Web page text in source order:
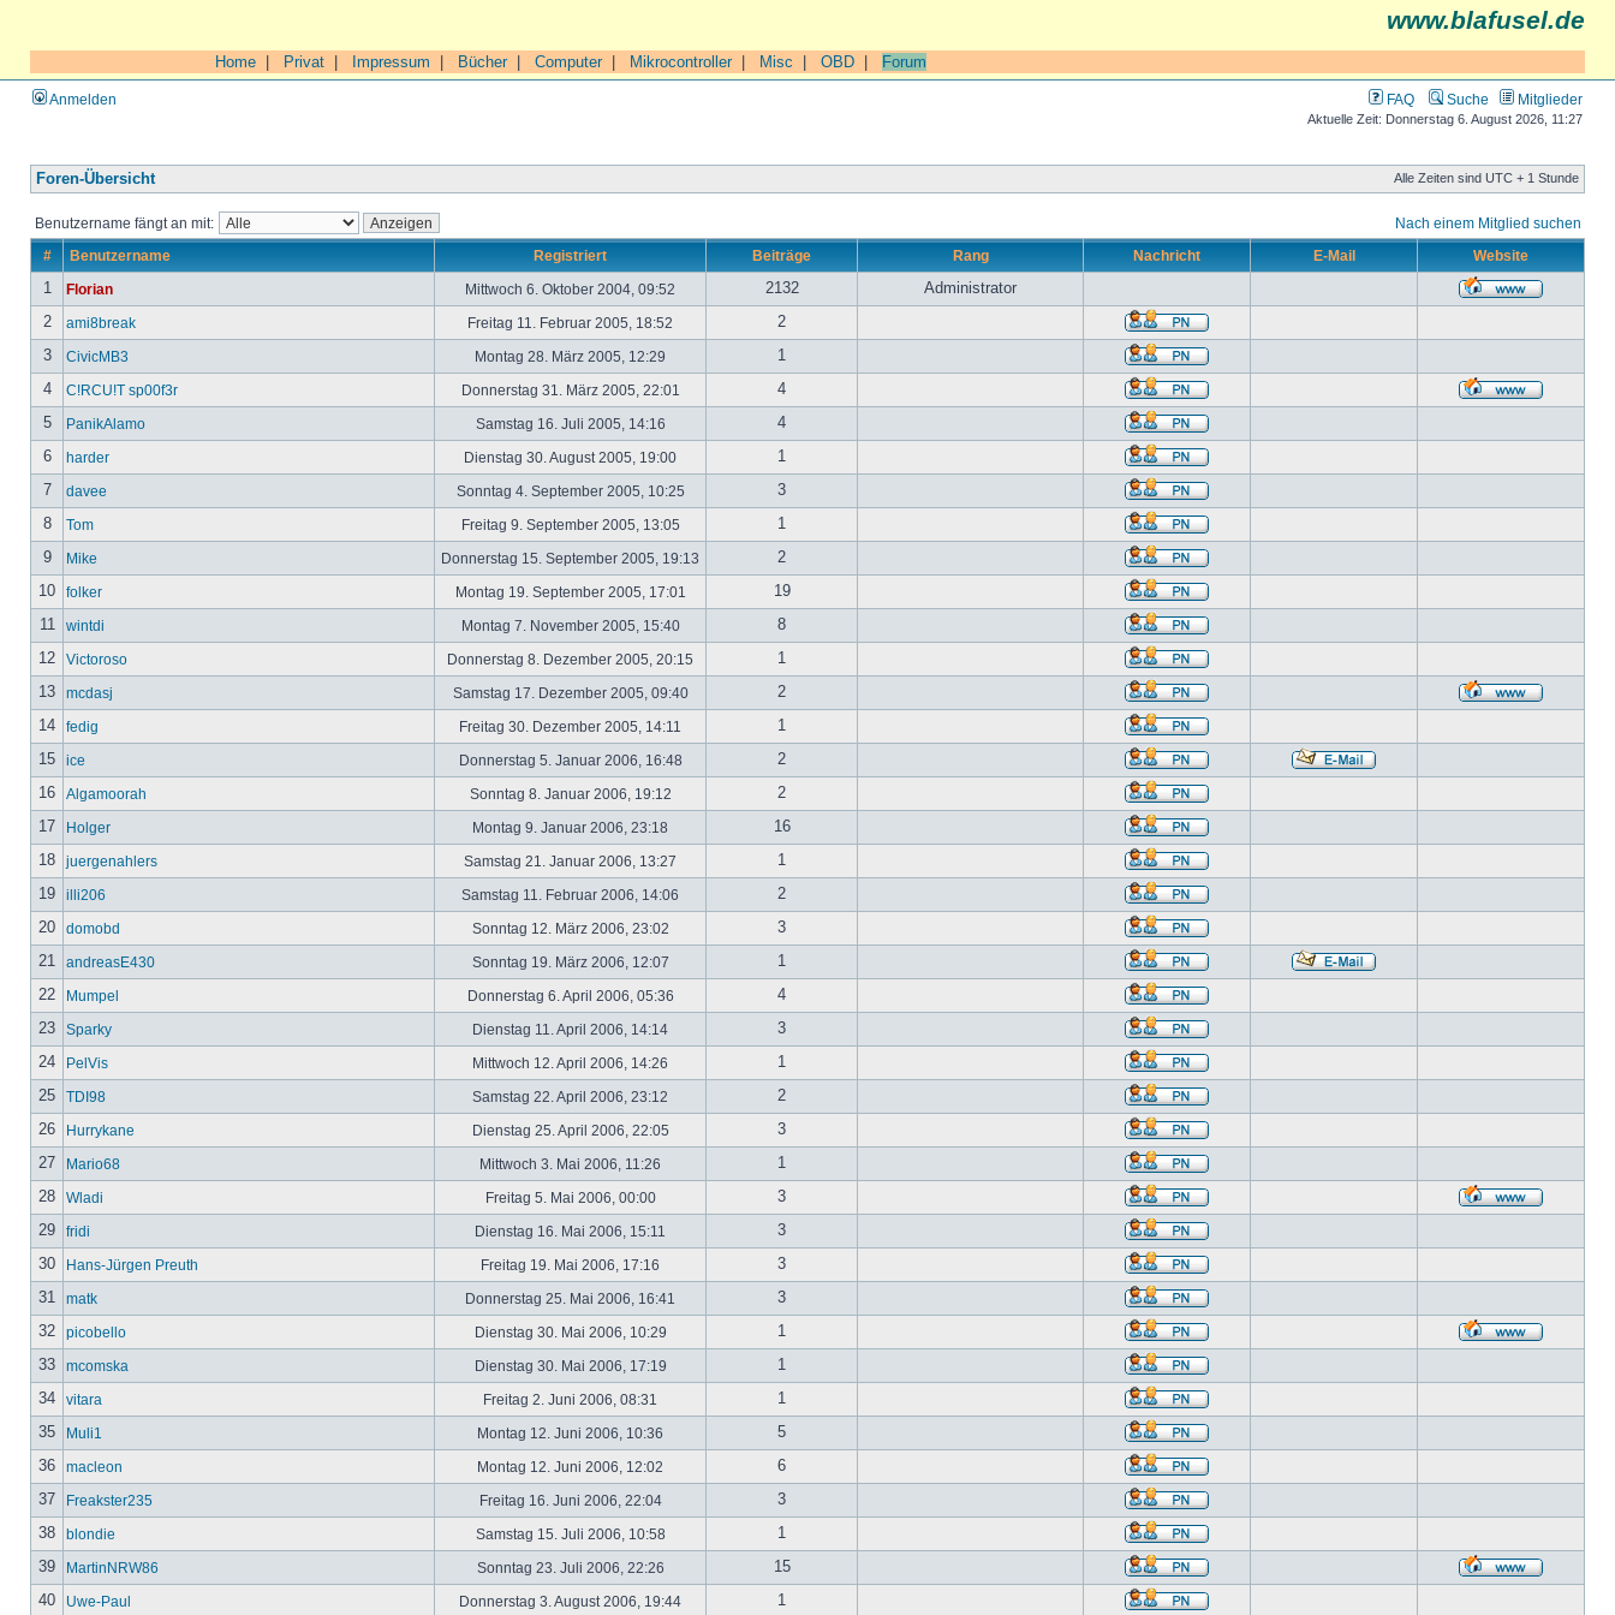
www.blafusel.de
Home Privat Impressum Bücher| Computer| Mikrocontroller| Misc OBD Forum
Anmelden FAQ Suche Mitglieder
Aktuelle Zeit: Donnerstag 6. August 2026, 11:27
Foren-Übersicht Alle Zeiten sind UTC + 1 Stunde
Benutzername fängt an mit: Nach einem Mitglied suchen
# Benutzername Registriert Beiträge Rang Nachricht E-Mail Website
1 Florian Mittwoch 6. Oktober 2004, 09:52 2132
Administrator
2
ami8break Freitag 11. Februar 2005, 18:52
2
3
CivicMB3 Montag 28. März 2005, 12:29
1
4
C!RCU!T sp00f3r Donnerstag 31. März 2005, 22:01
4
5
PanikAlamo Samstag 16. Juli 2005, 14:16
4
6
harder Dienstag 30. August 2005, 19:00
1
7
davee Sonntag 4. September 2005, 10:25
3
8
Tom Freitag 9. September 2005, 13:05
1
9
Mike Donnerstag 15. September 2005, 19:13
2
10
folker Montag 19. September 2005, 17:01
19
11
wintdi Montag 7. November 2005, 15:40
8
12
Victoroso Donnerstag 8. Dezember 2005, 20:15
1
13
mcdasj Samstag 17. Dezember 2005, 09:40
2
14
fedig Freitag 30. Dezember 2005, 14:11
1
15
ice Donnerstag 5. Januar 2006, 16:48
2
16
Algamoorah Sonntag 8. Januar 2006, 19:12
2
17
Holger Montag 9. Januar 2006, 23:18
16
18
juergenahlers Samstag 21. Januar 2006, 13:27
1
19
illi206 Samstag 11. Februar 2006, 14:06
2
20
domobd Sonntag 12. März 2006, 23:02
3
21
andreasE430 Sonntag 19. März 2006, 12:07
1
22
Mumpel Donnerstag 6. April 2006, 05:36
4
23
Sparky Dienstag 11. April 2006, 14:14
3
24
PelVis Mittwoch 12. April 2006, 14:26
1
25
TDI98 Samstag 22. April 2006, 23:12
2
26
Hurrykane Dienstag 25. April 2006, 22:05
3
27
Mario68 Mittwoch 3. Mai 2006, 11:26
1
28
Wladi Freitag 5. Mai 2006, 00:00
3
29
fridi Dienstag 16. Mai 2006, 15:11
3
30
Hans-Jürgen Preuth Freitag 19. Mai 2006, 17:16
3
31
matk Donnerstag 25. Mai 2006, 16:41
3
32
picobello Dienstag 30. Mai 2006, 10:29
1
33
mcomska Dienstag 30. Mai 2006, 17:19
1
34
vitara Freitag 2. Juni 2006, 08:31
1
35
Muli1 Montag 12. Juni 2006, 10:36
5
36
macleon Montag 12. Juni 2006, 12:02
6
37
Freakster235 Freitag 16. Juni 2006, 22:04
3
38
blondie Samstag 15. Juli 2006, 10:58
1
39
MartinNRW86 Sonntag 23. Juli 2006, 22:26
15
40
Uwe-Paul Donnerstag 3. August 2006, 19:44 1